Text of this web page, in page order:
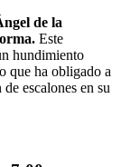
de la
Este
hundimiento
que ha obligado a
escalones en su